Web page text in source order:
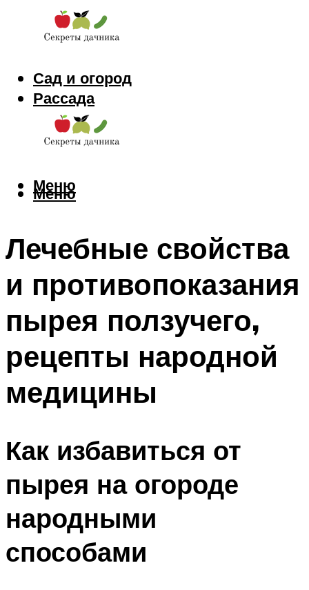
Сад и огород
Рассада
Цветы
Заготовки
Меню
Меню
Лечебные свойства
и противопоказания
пырея ползучего,
рецепты народной
медицины
Как избавиться от
пырея на огороде
народными
способами